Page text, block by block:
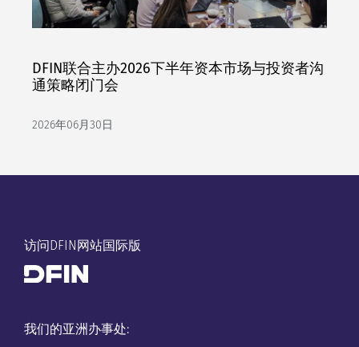
DFIN联合主办2026下半年资本市场与投资者沟
通策略闭门会
2026年06月30日
访问DFIN网站国际版
我们的亚洲办事处: